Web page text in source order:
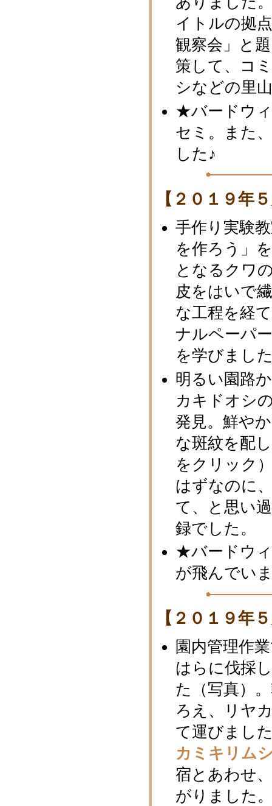
イトルの拠
観察会」と
策して、コ
シなどの里
★バードウ
セミ。また
した♪
【２０１９年
手作り実験
を作ろう」
となるクワ
皮をはいで
な工程を経
ナルペーパ
を学びまし
明るい園路
カキドオシ
発見。鮮や
な斑紋を配
をクリック
はずなのに
て、と思い
録でした。
★バードウ
が飛んでい
【２０１９年
園内管理作
はらに伐採
た（写真）
ろえ、リヤ
て運びまし
カミキリム
宿とあわせ
がりました